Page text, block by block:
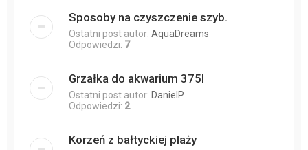
Sposoby na czyszczenie szyb.
Ostatni post autor: AquaDreams
Odpowiedzi: 7
Grzałka do akwarium 375l
Ostatni post autor: DanielP
Odpowiedzi: 2
Korzeń z bałtyckiej plaży